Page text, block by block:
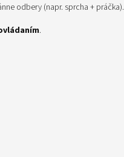
odbery (napr. sprcha + práčka).
.